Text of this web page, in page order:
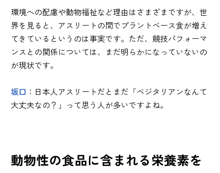
環境への配慮や動物福祉など理由はさまざまですが、世
界を見ると、アスリートの間でプラントベース食が増え
てきているというのは事実です。ただ、競技パフォーマ
ンスとの関係については、まだ明らかになっていないの
が現状です。
坂口 ：日本人アスリートだとまだ「ベジタリアンなんて
大丈夫なの？」って思う人が多いですよね。
動物性の食品に含まれる栄養素を